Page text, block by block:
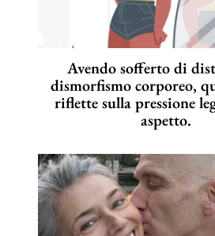
Avendo sofferto di
dismorfismo corporeo,
riflette sulla pressione
aspetto.